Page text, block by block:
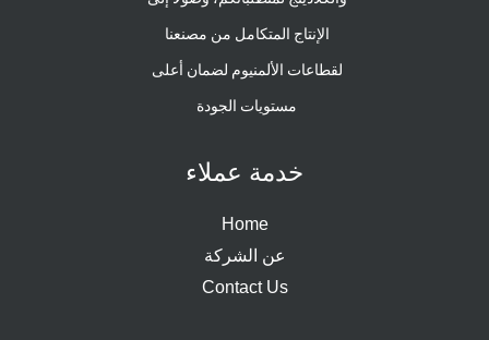
الإنتاج المتكامل من مصنعنا
لقطاعات الألمنيوم لضمان أعلى
مستويات الجودة
خدمة عملاء
Home
عن الشركة
Contact Us